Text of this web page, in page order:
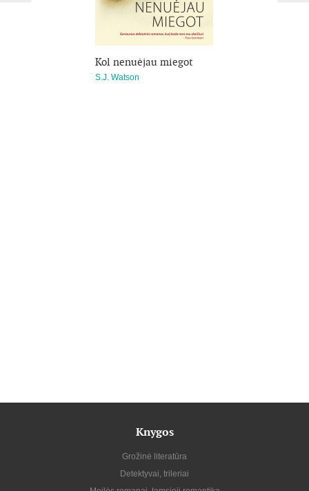
Kol nenuėjau miegot
S.J. Watson
Knygos
Grožinė literatūra
Detektyvai, trileriai